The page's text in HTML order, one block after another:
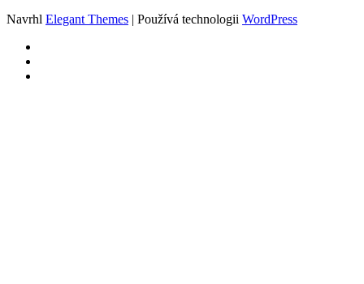
Navrhl Elegant Themes | Používá technologii WordPress